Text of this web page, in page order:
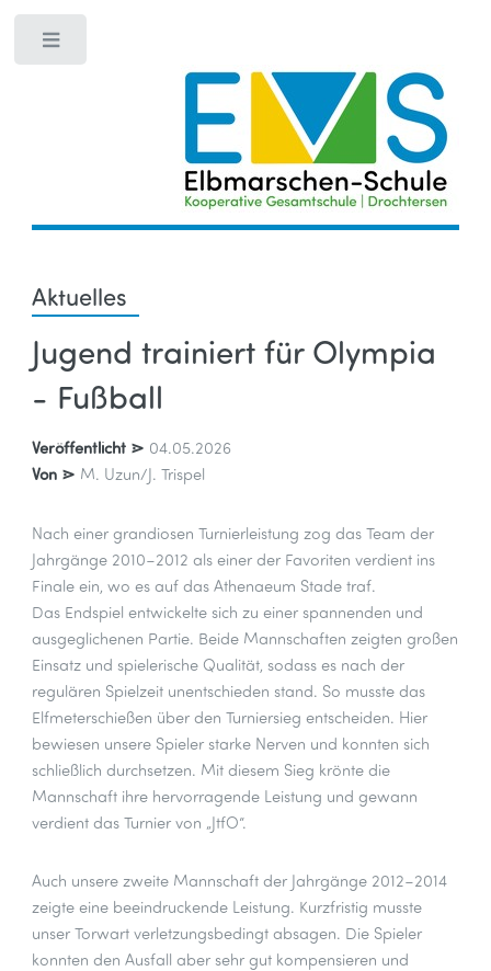
Aktuelles
Jugend trainiert für Olympia
- Fußball
Veröffentlicht ⋗ 04.05.2026
Von ⋗ M. Uzun/J. Trispel
Nach einer grandiosen Turnierleistung zog das Team der
Jahrgänge 2010–2012 als einer der Favoriten verdient ins
Finale ein, wo es auf das Athenaeum Stade traf.
Das Endspiel entwickelte sich zu einer spannenden und
ausgeglichenen Partie. Beide Mannschaften zeigten großen
Einsatz und spielerische Qualität, sodass es nach der
regulären Spielzeit unentschieden stand. So musste das
Elfmeterschießen über den Turniersieg entscheiden. Hier
bewiesen unsere Spieler starke Nerven und konnten sich
schließlich durchsetzen. Mit diesem Sieg krönte die
Mannschaft ihre hervorragende Leistung und gewann
verdient das Turnier von „JtfO“.
Auch unsere zweite Mannschaft der Jahrgänge 2012–2014
zeigte eine beeindruckende Leistung. Kurzfristig musste
unser Torwart verletzungsbedingt absagen. Die Spieler
konnten den Ausfall aber sehr gut kompensieren und